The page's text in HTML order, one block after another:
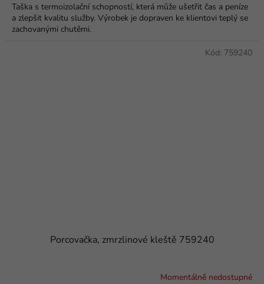
Taška s termoizolační schopností, která může ušetřit čas a peníze
a zlepšit kvalitu služby. Výrobek je dopraven ke klientovi teplý se
zachovanými chutěmi.
Porcovačka, zmrzlinové kleště 759240
Momentálně nedostupné
Kód: 759240